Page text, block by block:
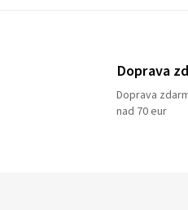
Doprava
Doprava
nad 70 eur